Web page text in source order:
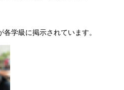
学級に掲示されています。